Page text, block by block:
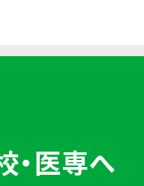
・医専へ